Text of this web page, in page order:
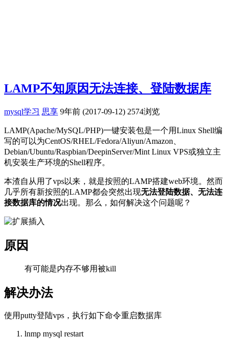
LAMP不知原因无法连接、登陆数据库
mysql学习 思享 9年前 (2017-09-12) 2574浏览
LAMP(Apache/MySQL/PHP)一键安装包是一个用Linux Shell编
写的可以为CentOS/RHEL/Fedora/Aliyun/Amazon、
Debian/Ubuntu/Raspbian/DeepinServer/Mint Linux VPS或独立主
机安装生产环境的Shell程序。
本渣自从用了vps以来，就是按照的LAMP搭建web环境。然而
几乎所有新按照的LAMP都会突然出现无法登陆数据、无法连
接数据库的情况出现。那么，如何解决这个问题呢？
原因
有可能是内存不够用被kill
解决办法
使用putty登陆vps，执行如下命令重启数据库
lnmp mysql restart